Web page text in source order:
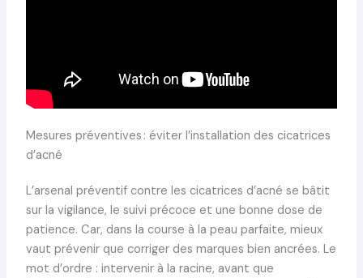
Mesures préventives : éviter l’installation des cicatrices
d’acné
L’arsenal préventif contre les cicatrices d’acné se bâtit
sur la vigilance, le suivi précoce et une bonne dose de
patience. Car, dans la course à la peau parfaite, mieux
vaut prévenir que corriger des marques bien ancrées. Le
mot d’ordre : intervenir à la racine, avant que